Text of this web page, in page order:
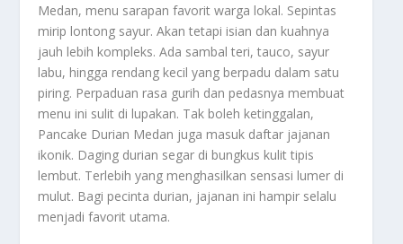
Medan, menu sarapan favorit warga lokal. Sepintas
mirip lontong sayur. Akan tetapi isian dan kuahnya
jauh lebih kompleks. Ada sambal teri, tauco, sayur
labu, hingga rendang kecil yang berpadu dalam satu
piring. Perpaduan rasa gurih dan pedasnya membuat
menu ini sulit di lupakan. Tak boleh ketinggalan,
Pancake Durian Medan juga masuk daftar jajanan
ikonik. Daging durian segar di bungkus kulit tipis
lembut. Terlebih yang menghasilkan sensasi lumer di
mulut. Bagi pecinta durian, jajanan ini hampir selalu
menjadi favorit utama.